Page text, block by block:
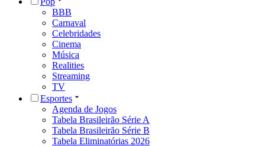
BBB
Carnaval
Celebridades
Cinema
Música
Realities
Streaming
TV
Esportes
Agenda de Jogos
Tabela Brasileirão Série A
Tabela Brasileirão Série B
Tabela Eliminatórias 2026